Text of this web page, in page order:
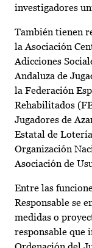
investigadores
También tienen
la Asociación
Adicciones
Andaluza de
la Federación
Rehabilitados
Jugadores de
Estatal de
Organización
Asociación de
Entre las
Responsable se
medidas o
responsable que